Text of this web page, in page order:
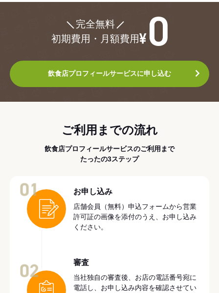
完全無料
初期費用・月額費用
飲食店プロフィールサービスに申し込む
ご利用までの流れ
飲食店プロフィールサービスのご利用まで
たったの3ステップ
お申し込み
店舗会員（無料）申込フォームから営業
許可証の画像を添付のうえ、お申し込み
ください。
審査
当社独自の審査後、お店の電話番号宛に
電話し、お申し込み内容を確認させてい